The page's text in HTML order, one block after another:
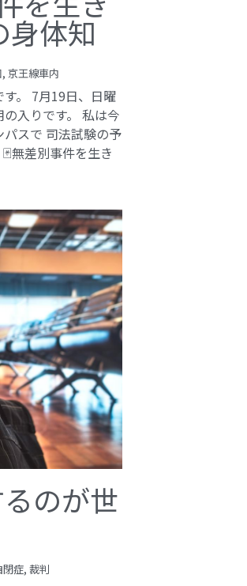
身体知
京王線車内
。 7月19日、日曜
入りです。 私は今
スで 司法試験の予
無差別事件を生き
）